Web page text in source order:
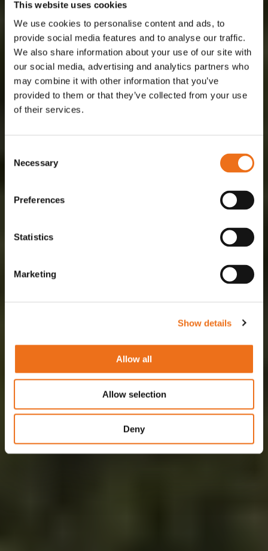
This website uses cookies
We use cookies to personalise content and ads, to
provide social media features and to analyse our traffic.
We also share information about your use of our site with
our social media, advertising and analytics partners who
may combine it with other information that you’ve
provided to them or that they’ve collected from your use
of their services.
Selection
Necessary
Preferences
Statistics
Marketing
Show details
Allow all
Allow selection
Deny